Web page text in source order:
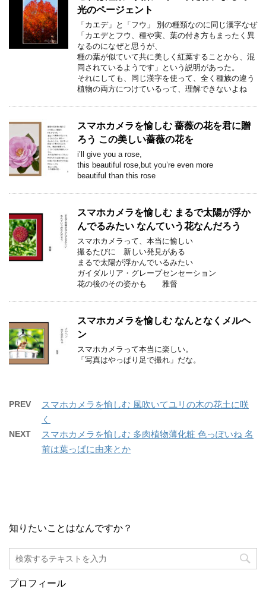
光のページェント
「カエデ」と「フウ」 別の種類なのに同じ漢字なぜ
「カエデとフウ、種や実、葉の付き方もまったく異
なるのになぜと思うが、
種の葉が似ていて共に美しく紅葉することから、混
同されているようです」という説明があった。
それにしても、同じ漢字を使って、全く種族の違う
植物の両方につけているって、理解できないよね
スマホカメラを愉しむ 薔薇の花を君に贈
ろう この美しい薔薇の花を
i’ll give you a rose,
this beautiful rose,but you’re even more
beautiful than this rose
スマホカメラを愉しむ まるで太陽が浮か
んでるみたい なんていう花なんだろう
スマホカメラって、本当に愉しい
撮るたびに 新しい発見がある
まるで太陽が浮かんでいるみたい
ガイダルリア・グレープセンセーション
花の後のその姿かも 雅督
スマホカメラを愉しむ なんとなくメルヘ
ン
スマホカメラって本当に楽しい。
「写真はやっぱり足で撮れ」だな。
PREV
スマホカメラを愉しむ 風吹いてユリの木の花土に咲
く
NEXT
スマホカメラを愉しむ 多肉植物薄化粧 色っぽいね 名
前は葉っぱに由来とか
知りたいことはなんですか？
プロフィール